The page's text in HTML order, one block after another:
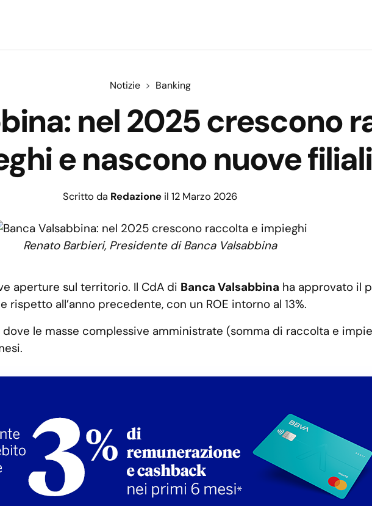
Notizie Banking
nel 2025 crescono
e nascono nuove filiali
Scritto da Redazione il 12 Marzo 2026
Renato Barbieri, Presidente di Banca Valsabbina
aperture sul territorio. Il CdA di Banca Valsabbina ha approvato il
all’anno precedente, con un ROE intorno al 13%.
le masse complessive amministrate (somma di raccolta e